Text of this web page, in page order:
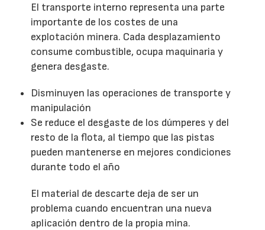
El transporte interno representa una parte
importante de los costes de una
explotación minera. Cada desplazamiento
consume combustible, ocupa maquinaria y
genera desgaste.
Disminuyen las operaciones de transporte y
manipulación
Se reduce el desgaste de los dúmperes y del
resto de la flota, al tiempo que las pistas
pueden mantenerse en mejores condiciones
durante todo el año
El material de descarte deja de ser un
problema cuando encuentran una nueva
aplicación dentro de la propia mina.